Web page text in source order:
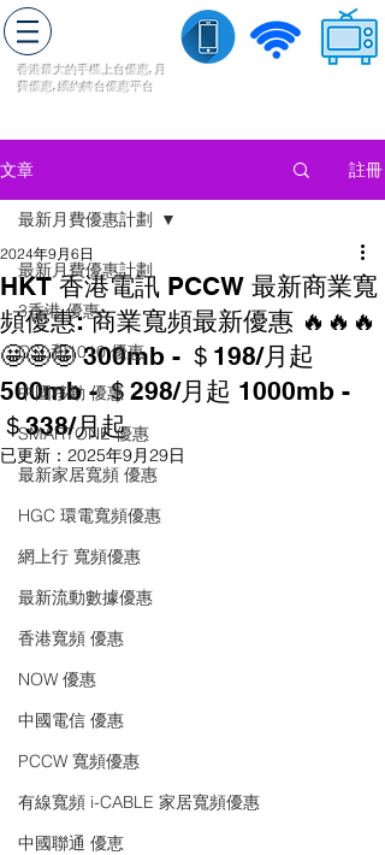
香港最大的手機上台優惠, 月
費優惠,續約轉台優惠平台
文章 註冊
最新月費優惠計劃
3香港 優惠
CSL和1010 優惠
中國移動 優惠
SMARTONE 優惠
最新家居寬頻 優惠
HGC 環電寬頻優惠
網上行 寬頻優惠
最新流動數據優惠
香港寬頻 優惠
NOW 優惠
中國電信 優惠
PCCW 寬頻優惠
有線寬頻 i-CABLE 家居寬頻優惠
中國聯通 優恵
最新月費優惠計劃
HKT 香港電訊 PCCW 最新商業寬
頻優惠: 商業寬頻最新優惠 🔥🔥🔥
🤩🤩🤩 300mb - ＄198/月起
500mb - ＄298/月起 1000mb -
＄338/月起
2024年9月6日
已更新： 2025年9月29日